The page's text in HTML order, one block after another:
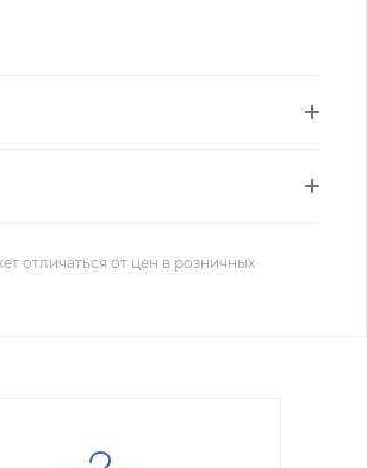
отличаться от цен в розничных